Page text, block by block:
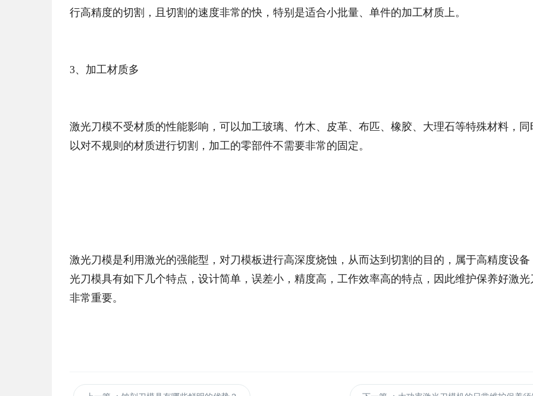
行高精度的切割，且切割的速度非常的快，特别是适合小批量、单件的加工材质上。
3、加工材质多
激光刀模不受材质的性能影响，可以加工玻璃、竹木、皮革、布匹、橡胶、大理石等特殊材料，同
以对不规则的材质进行切割，加工的零部件不需要非常的固定。
激光刀模是利用激光的强能型，对刀模板进行高深度烧蚀，从而达到切割的目的，属于高精度设备
光刀模具有如下几个特点，设计简单，误差小，精度高，工作效率高的特点，因此维护保养好激光
非常重要。